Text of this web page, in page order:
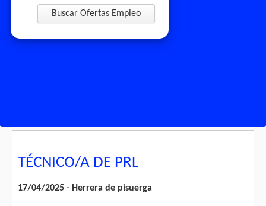
Buscar Ofertas Empleo
TÉCNICO/A DE PRL
17/04/2025 - Herrera de pisuerga